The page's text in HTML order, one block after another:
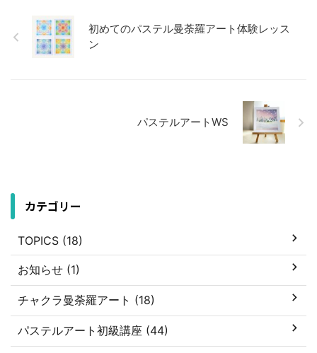
初めてのパステル曼荼羅アート体験レッス
ン
パステルアートWS
カテゴリー
TOPICS (18)
お知らせ (1)
チャクラ曼荼羅アート (18)
パステルアート初級講座 (44)